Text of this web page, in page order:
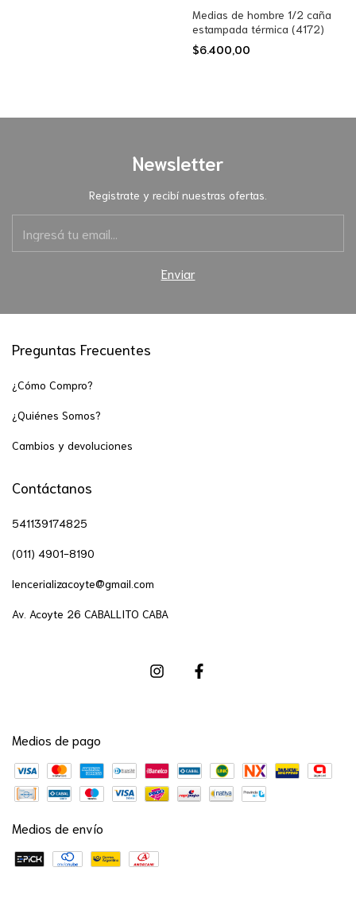
Medias de hombre 1/2 caña
estampada térmica (4172)
$6.400,00
Newsletter
Registrate y recibí nuestras ofertas.
Preguntas Frecuentes
¿Cómo Compro?
¿Quiénes Somos?
Cambios y devoluciones
Contáctanos
541139174825
(011) 4901-8190
lencerializacoyte@gmail.com
Av. Acoyte 26 CABALLITO CABA
Medios de pago
Medios de envío